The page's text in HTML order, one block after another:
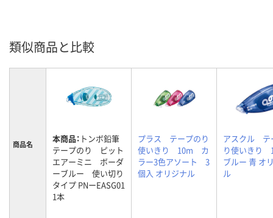
類似商品と比較
商品名 本商品： トンボ鉛筆
テープのり ピット
エアーミニ ボーダ
ーブルー 使い切り
タイプ PNーEASG01
1本
プラス テープのり
使いきり 10m カ
ラー3色アソート 3
個入 オリジナル
アスクル テ
り使いき
ブルー 青 オ
ル